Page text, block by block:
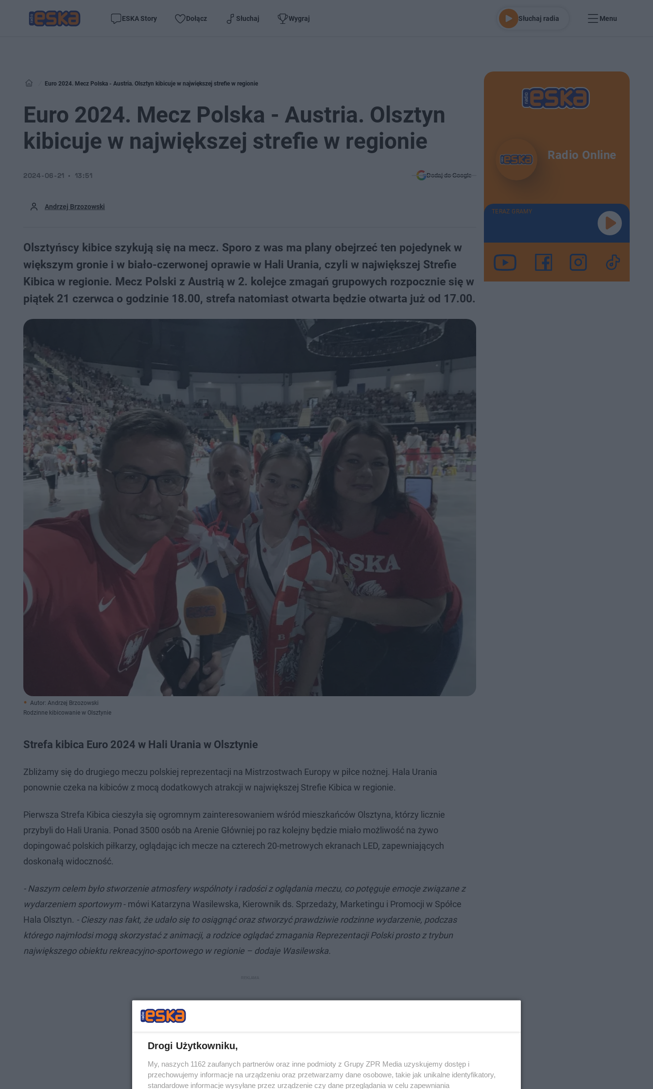
ESKA Story Dołącz Słuchaj Wygraj Słuchaj radia Menu
Euro 2024. Mecz Polska - Austria. Olsztyn kibicuje w największej strefie w regionie
Euro 2024. Mecz Polska - Austria. Olsztyn
kibicuje w największej strefie w regionie
Andrzej Brzozowski
2024-06-21 13:51 Dodaj do Google
Olsztyńscy kibice szykują się na mecz. Sporo z was ma plany obejrzeć ten pojedynek w
większym gronie i w biało-czerwonej oprawie w Hali Urania, czyli w największej Strefie
Kibica w regionie. Mecz Polski z Austrią w 2. kolejce zmagań grupowych rozpocznie się w
piątek 21 czerwca o godzinie 18.00, strefa natomiast otwarta będzie otwarta już od 17.00.
Autor: Andrzej Brzozowski
Rodzinne kibicowanie w Olsztynie
Strefa kibica Euro 2024 w Hali Urania w Olsztynie
Zbliżamy się do drugiego meczu polskiej reprezentacji na Mistrzostwach Europy w piłce nożnej. Hala Urania
ponownie czeka na kibiców z mocą dodatkowych atrakcji w największej Strefie Kibica w regionie.
Pierwsza Strefa Kibica cieszyła się ogromnym zainteresowaniem wśród mieszkańców Olsztyna, którzy licznie
przybyli do Hali Urania. Ponad 3500 osób na Arenie Główniej po raz kolejny będzie miało możliwość na żywo
dopingować polskich piłkarzy, oglądając ich mecze na czterech 20-metrowych ekranach LED, zapewniających
doskonałą widoczność.
- Naszym celem było stworzenie atmosfery wspólnoty i radości z oglądania meczu, co potęguje emocje związane z
wydarzeniem sportowym- mówi Katarzyna Wasilewska, Kierownik ds. Sprzedaży, Marketingu i Promocji w Spółce
Hala Olsztyn. - Cieszy nas fakt, że udało się to osiągnąć oraz stworzyć prawdziwie rodzinne wydarzenie, podczas
którego najmłodsi mogą skorzystać z animacji, a rodzice oglądać zmagania Reprezentacji Polski prosto z trybun
największego obiektu rekreacyjno-sportowego w regionie – dodaje Wasilewska.
Radio Online
TERAZ GRAMY
Drogi Użytkowniku,
My, naszych 1162 zaufanych partnerów oraz inne podmioty z Grupy ZPR Media uzyskujemy dostęp i
przechowujemy informacje na urządzeniu oraz przetwarzamy dane osobowe, takie jak unikalne identyfikatory,
standardowe informacje wysyłane przez urządzenie czy dane przeglądania w celu zapewniania